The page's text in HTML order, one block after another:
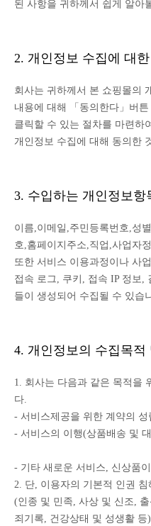
된 사항을 귀하께서 쉽게 알아
2. 개인정보 수집에 대한
회사는 귀하께서 본 쇼핑몰의
내용에 대해 「동의한다」버
클릭할 수 있는 절차를 마련하
개인정보 수집에 대해 동의한
3. 수입하는 개인정보항
이름,이메일,주민등록번호,성
호,홈페이지주소,직업,사업자
또한 서비스 이용과정이나 사
접속 로그, 쿠키, 접속 IP 정보,
들이 생성되어 수집될 수 있습
4. 개인정보의 수집목적
1. 회사는 다음과 같은 목적을
다.
- 서비스제공을 위한 계약의
- 서비스의 이행(상품배송 및
- 기타 새로운 서비스, 신상품
2. 단, 이용자의 기본적 인권
(인종 및 민족, 사상 및 신조,
죄기록, 건강상태 및 성생활